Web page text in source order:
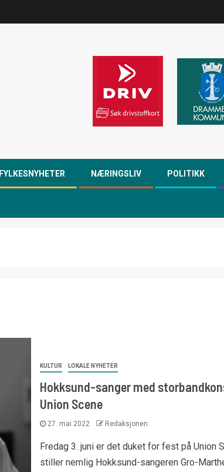
FYLKESNYHETER NÆRINGSLIV POLITIKK
KULTUR LOKALE NYHETER
Hokksund-sanger med
Union Scene
27. mai 2022 Redaksjonen
Fredag 3. juni er det duket for fest på Union
stiller nemlig Hokksund-sangeren Gro-